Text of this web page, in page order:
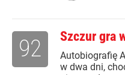
Szczur gra
Autobiografię
w dwa dni,
92